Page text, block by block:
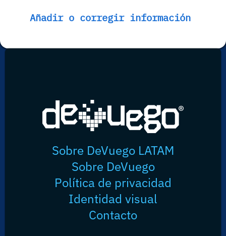
Añadir o corregir información
Sobre DeVuego LATAM
Sobre DeVuego
Política de privacidad
Identidad visual
Contacto